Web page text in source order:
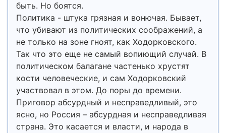
быть. Но боятся.
Политика - штука грязная и вонючая. Бывает,
что убивают из политических соображений, а
не только на зоне гноят, как Ходорковского.
Так что это еще не самый вопиющий случай. В
политическом балагане частенько хрустят
кости человеческие, и сам Ходорковский
участвовал в этом. До поры до времени.
Приговор абсурдный и несправедливый, это
ясно, но Россия – абсурдная и несправедливая
страна. Это касается и власти, и народа в